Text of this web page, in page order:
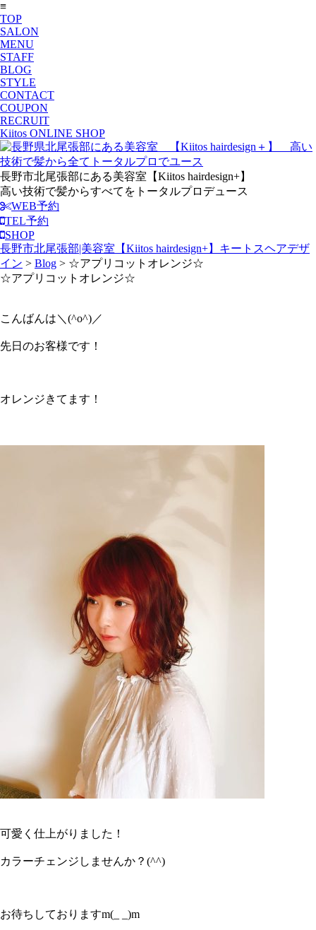
≡
TOP
SALON
MENU
STAFF
BLOG
STYLE
CONTACT
COUPON
RECRUIT
Kiitos ONLINE SHOP
長野市北尾張部にある美容室【Kiitos hairdesign+】
高い技術で髪からすべてをトータルプロデュース
WEB予約
TEL予約
SHOP
長野市北尾張部|美容室【Kiitos hairdesign+】キートスヘアデザ
イン > Blog > ☆アプリコットオレンジ☆
☆アプリコットオレンジ☆
こんばんは＼(^o^)／
先日のお客様です！
オレンジきてます！
可愛く仕上がりました！
カラーチェンジしませんか？(^^)
お待ちしておりますm(_ _)m